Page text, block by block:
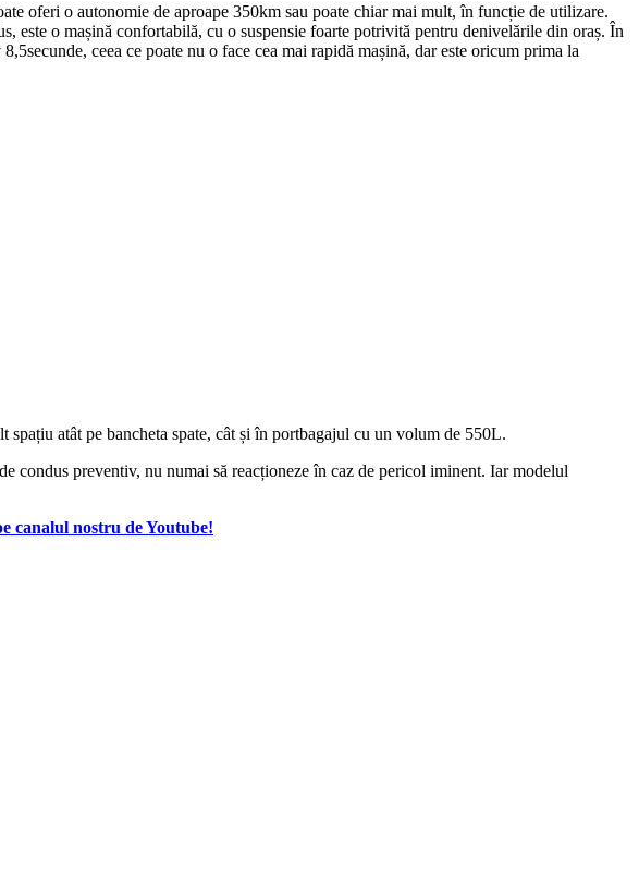
oferi o autonomie de aproape 350km sau poate chiar mai mult, în funcție de utilizare.
este o mașină confortabilă, cu o suspensie foarte potrivită pentru denivelările din oraș. În
ceea ce poate nu o face cea mai rapidă mașină, dar este oricum prima la
atât pe bancheta spate, cât și în portbagajul cu un volum de 550L.
condus preventiv, nu numai să reacționeze în caz de pericol iminent. Iar modelul
canalul nostru de Youtube!